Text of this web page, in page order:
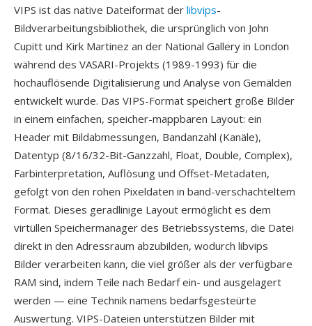
VIPS ist das native Dateiformat der libvips-
Bildverarbeitungsbibliothek, die ursprünglich von John
Cupitt und Kirk Martinez an der National Gallery in London
während des VASARI-Projekts (1989-1993) für die
hochauflösende Digitalisierung und Analyse von Gemälden
entwickelt wurde. Das VIPS-Format speichert große Bilder
in einem einfachen, speicher-mappbaren Layout: ein
Header mit Bildabmessungen, Bandanzahl (Kanäle),
Datentyp (8/16/32-Bit-Ganzzahl, Float, Double, Complex),
Farbinterpretation, Auflösung und Offset-Metadaten,
gefolgt von den rohen Pixeldaten in band-verschachteltem
Format. Dieses geradlinige Layout ermöglicht es dem
virtüllen Speichermanager des Betriebssystems, die Datei
direkt in den Adressraum abzubilden, wodurch libvips
Bilder verarbeiten kann, die viel größer als der verfügbare
RAM sind, indem Teile nach Bedarf ein- und ausgelagert
werden — eine Technik namens bedarfsgesteürte
Auswertung. VIPS-Dateien unterstützen Bilder mit